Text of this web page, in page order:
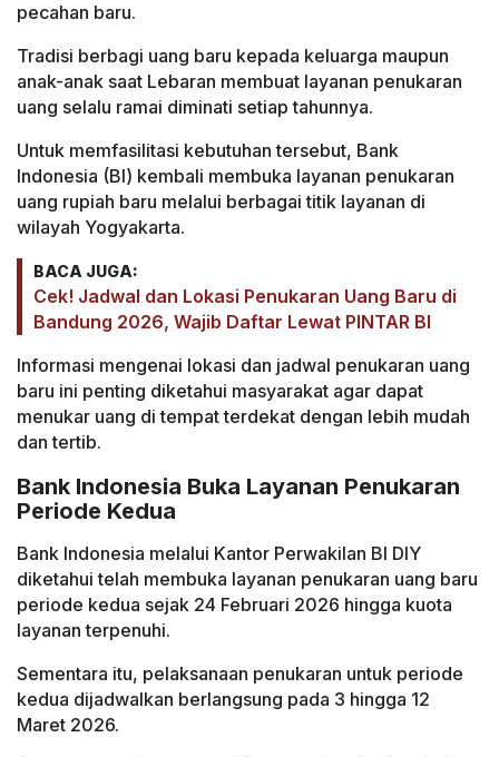
pecahan baru.
Tradisi berbagi uang baru kepada keluarga maupun
anak-anak saat Lebaran membuat layanan penukaran
uang selalu ramai diminati setiap tahunnya.
Untuk memfasilitasi kebutuhan tersebut, Bank
Indonesia (BI) kembali membuka layanan penukaran
uang rupiah baru melalui berbagai titik layanan di
wilayah Yogyakarta.
BACA JUGA:
Cek! Jadwal dan Lokasi Penukaran Uang Baru di
Bandung 2026, Wajib Daftar Lewat PINTAR BI
Informasi mengenai lokasi dan jadwal penukaran uang
baru ini penting diketahui masyarakat agar dapat
menukar uang di tempat terdekat dengan lebih mudah
dan tertib.
Bank Indonesia Buka Layanan Penukaran
Periode Kedua
Bank Indonesia melalui Kantor Perwakilan BI DIY
diketahui telah membuka layanan penukaran uang baru
periode kedua sejak 24 Februari 2026 hingga kuota
layanan terpenuhi.
Sementara itu, pelaksanaan penukaran untuk periode
kedua dijadwalkan berlangsung pada 3 hingga 12
Maret 2026.